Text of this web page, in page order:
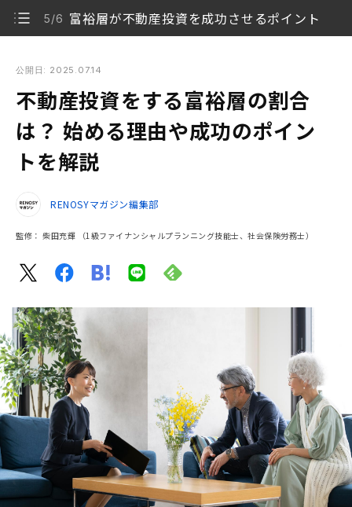
5/6 富裕層が不動産投資を成功させるポイント
トを解説
1/6 不動産投資は富裕層に人気がある？
2/6 富裕層が不動産投資を始める7つの理由
富裕層におすすめな不動産投資物件
4/6 富裕層が不動産投資を始める際の注意点
富裕層におすすめの不動産投資！ 戦略を立てて資産
公開日: 2025.07.14
不動産投資をする富裕層の割合
は？ 始める理由や成功のポイン
トを解説
RENOSYマガジン編集部
監修： 柴田充輝 （1級ファイナンシャルプランニング技能士、社会保険労務士）